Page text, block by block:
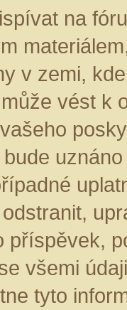
na
v zemi,
vést k
odstranit,
příspěvek,
všemi
tyto